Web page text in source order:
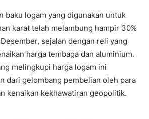
baku logam yang digunakan untuk
karat telah melambung hampir 30%
sejalan dengan reli yang
harga tembaga dan aluminium.
melingkupi harga logam ini
dari gelombang pembelian oleh para
kenaikan kekhawatiran geopolitik.